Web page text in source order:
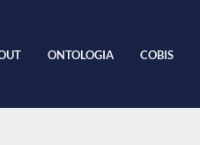
ONTOLOGIA COBIS